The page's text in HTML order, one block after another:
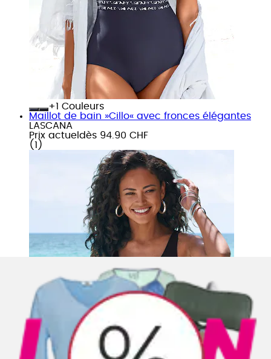
+
Couleurs
Maillot de bain »Cillo« avec fronces élégantes
LASCANA
Prix actuel dès 94.90 CHF
( 1 )